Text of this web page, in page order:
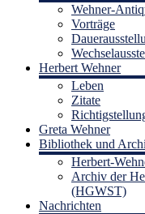
Wehner-
Vorträge
Herbert Wehner
Leben
Zitate
Greta Wehner
Bibliothek und
Herbert-
Archiv der
(HGWST)
Nachrichten